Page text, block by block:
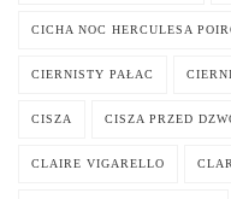
CICHA NOC HERCULESA
CIERNISTY PAŁAC
CISZA CISZA PRZED
CLAIRE VIGARELLO